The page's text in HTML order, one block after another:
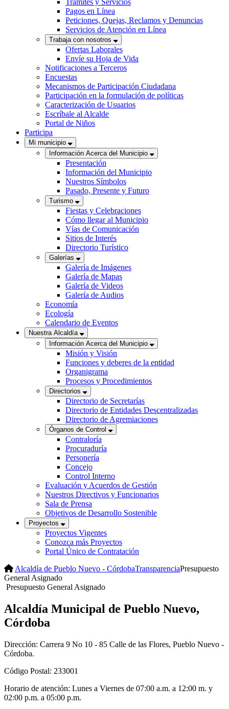
Trámites y Servicios
Pagos en Línea
Peticiones, Quejas, Reclamos y Denuncias
Servicios de Atención en Línea
Trabaja con nosotros
Ofertas Laborales
Envíe su Hoja de Vida
Notificaciones a Terceros
Encuestas
Mecanismos de Participación Ciudadana
Participación en la formulación de políticas
Caracterización de Usuarios
Escríbale al Alcalde
Portal de Niños
Participa
Mi municipio
Información Acerca del Municipio
Presentación
Información del Municipio
Nuestros Símbolos
Pasado, Presente y Futuro
Turismo
Fiestas y Celebraciones
Cómo llegar al Municipio
Vías de Comunicación
Sitios de Interés
Directorio Turístico
Galerías
Galería de Imágenes
Galería de Mapas
Galería de Videos
Galería de Audios
Economía
Ecología
Calendario de Eventos
Nuestra Alcaldía
Información Acerca del Municipio
Misión y Visión
Funciones y deberes de la entidad
Organigrama
Procesos y Procedimientos
Directorios
Directorio de Secretarías
Directorio de Entidades Descentralizadas
Directorio de Agremiaciones
Órganos de Control
Contraloría
Procuraduría
Personería
Concejo
Control Interno
Evaluación y Acuerdos de Gestión
Nuestros Directivos y Funcionarios
Sala de Prensa
Objetivos de Desarrollo Sostenible
Proyectos
Proyectos Vigentes
Conozca más Proyectos
Portal Único de Contratación
Alcaldía de Pueblo Nuevo - CórdobaTransparenciaPresupuesto
General Asignado
Presupuesto General Asignado​
Alcaldía Municipal de Pueblo Nuevo,
Córdoba
Dirección: Carrera 9 No 10 - 85 Calle de las Flores, Pueblo Nuevo -
Córdoba.
Código Postal: 233001
Horario de atención: Lunes a Viernes de 07:00 a.m. a 12:00 m. y
02:00 p.m. a 05:00 p.m.